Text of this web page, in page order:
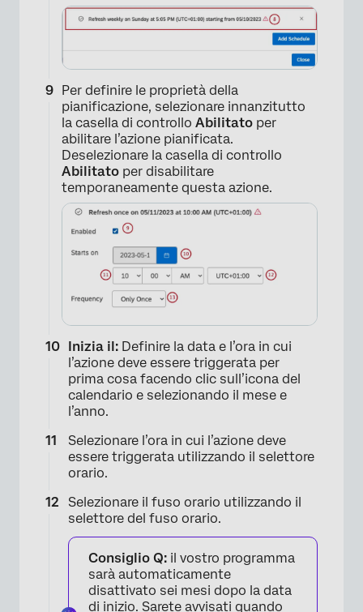
×
×
×
Per definire le proprietà della
pianificazione, selezionare innanzitutto
la casella di controllo Abilitato per
abilitare l’azione pianificata.
Deselezionare la casella di controllo
Abilitato per disabilitare
temporaneamente questa azione.
Inizia il: Definire la data e l’ora in cui
l’azione deve essere triggerata per
prima cosa facendo clic sull’icona del
calendario e selezionando il mese e
l’anno.
Selezionare l’ora in cui l’azione deve
essere triggerata utilizzando il selettore
orario.
Selezionare il fuso orario utilizzando il
selettore del fuso orario.
Consiglio Q: il vostro programma
sarà automaticamente
disattivato sei mesi dopo la data
di inizio. Sarete avvisati quando